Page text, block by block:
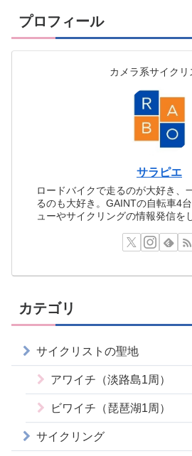
プロフィール
カメラ系サイクリ
サラピエ
ロードバイクで走るのが大好き、
るのも大好き。GAINTの自転車4
ューやサイクリングの情報発信を
カテゴリ
サイクリストの聖地
アワイチ（淡路島1周）
ビワイチ（琵琶湖1周）
サイクリング